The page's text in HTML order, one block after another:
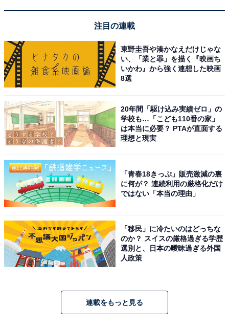
注目の連載
東野圭吾や湊かなえだけじゃな
い、「業と罪」を描く『映画ち
いかわ』から強く連想した映画
8選
20年間「駆け込み実績ゼロ」の
学校も…「こども110番の家」
は本当に必要？ PTAが直面する
理想と現実
「青春18きっぷ」販売激減の裏
に何が？ 連続利用の厳格化だけ
ではない「本当の理由」
「移民」に冷たいのはどっちな
のか？ スイスの厳格過ぎる学歴
選別と、日本の曖昧過ぎる外国
人政策
連載をもっと見る